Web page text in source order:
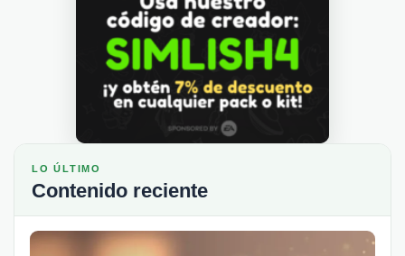
LO ÚLTIMO
Contenido reciente